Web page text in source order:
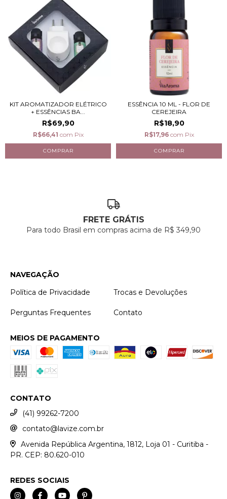
KIT AROMATIZADOR ELÉTRICO
+ ESSÊNCIAS BA...
R$69,90
R$66,41 com Pix
ESSÊNCIA 10 ML - FLOR DE
CEREJEIRA
R$18,90
R$17,96 com Pix
FRETE GRÁTIS
Para todo Brasil em compras acima de R$ 349,90
NAVEGAÇÃO
Política de Privacidade
Trocas e Devoluções
Perguntas Frequentes Contato
MEIOS DE PAGAMENTO
CONTATO
(41) 99262-7200
contato@lavize.com.br
Avenida República Argentina, 1812, Loja 01 - Curitiba -
PR. CEP: 80.620-010
REDES SOCIAIS